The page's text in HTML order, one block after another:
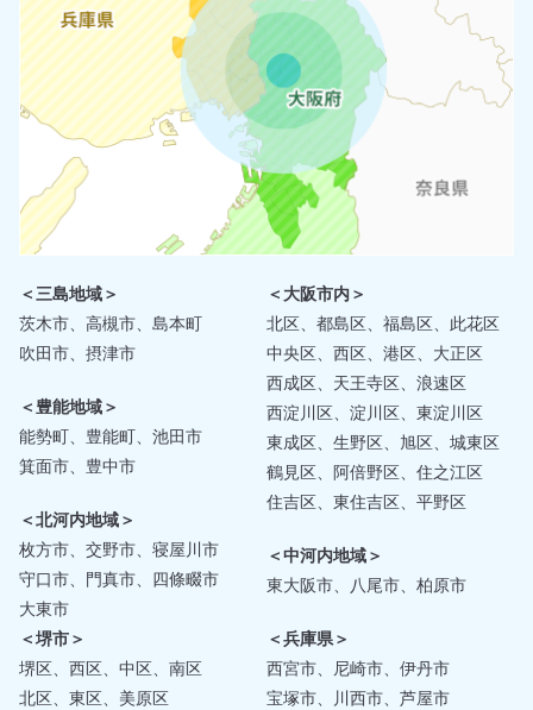
＜三島地域＞
茨木市、高槻市、島本町
吹田市、摂津市
＜豊能地域＞
能勢町、豊能町、池田市
箕面市、豊中市
＜北河内地域＞
枚方市、交野市、寝屋川市
守口市、門真市、四條畷市
大東市
＜大阪市内＞
北区、都島区、福島区、此花区
中央区、西区、港区、大正区
西成区、天王寺区、浪速区
西淀川区、淀川区、東淀川区
東成区、生野区、旭区、城東区
鶴見区、阿倍野区、住之江区
住吉区、東住吉区、平野区
＜中河内地域＞
東大阪市、八尾市、柏原市
＜堺市＞
堺区、西区、中区、南区
北区、東区、美原区
＜兵庫県＞
西宮市、尼崎市、伊丹市
宝塚市、川西市、芦屋市